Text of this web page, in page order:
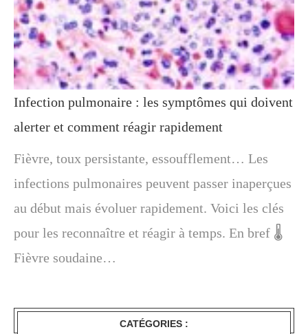
Infection pulmonaire : les symptômes qui doivent
alerter et comment réagir rapidement
Fièvre, toux persistante, essoufflement… Les
infections pulmonaires peuvent passer inaperçues
au début mais évoluer rapidement. Voici les clés
pour les reconnaître et réagir à temps. En bref 🌡️
Fièvre soudaine…
CATÉGORIES :